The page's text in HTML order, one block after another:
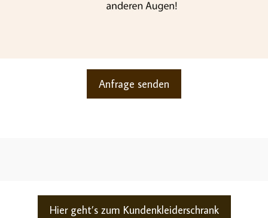
Anfrage senden
Hier geht’s zum Kundenkleiderschrank